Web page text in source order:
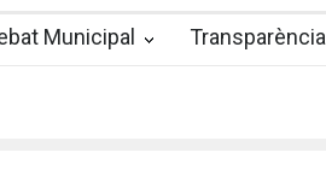
Municipal Transparència